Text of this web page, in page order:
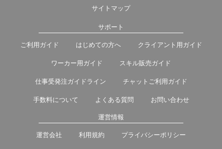
サイトマップ
サポート
ご利用ガイド はじめての方へ クライアント用ガイド
ワーカー用ガイド スキル販売ガイド
仕事受発注ガイドライン チャットご利用ガイド
手数料について よくある質問 お問い合わせ
運営情報
運営会社 利用規約 プライバシーポリシー